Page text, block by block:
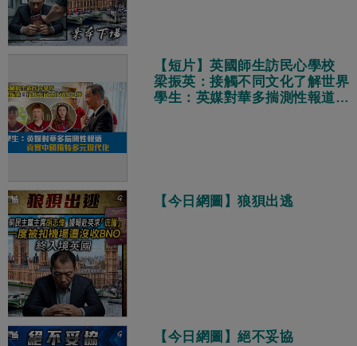
【短片】英國師生訪民心學校
梁振英：接觸不同文化了解世界
學生：英媒對華多揣測性報道
【今日網圖】狼狽出逃
【今日網圖】絕不妥協